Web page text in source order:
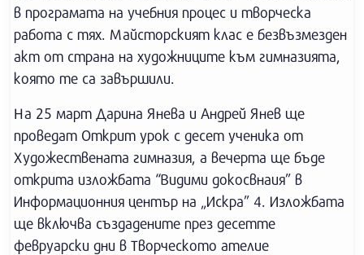
в програмата на учебния процес и творческа
работа с тях. Майсторският клас е безвъзмезден
акт от страна на художниците към гимназията,
която те са завършили.
На 25 март Дарина Янева и Андрей Янев ще
проведат Открит урок с десет ученика от
Художествената гимназия, а вечерта ще бъде
открита изложбата “Видими докосвнаия” в
Информационния център на „Искра” 4. Изложбата
ще включва създадените през десетте
февруарски дни в Творческото ателие